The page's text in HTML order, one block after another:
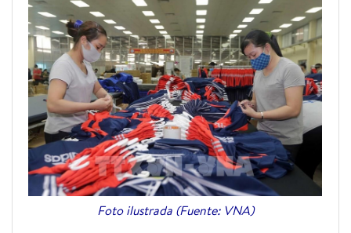
Foto ilustrada (Fuente: VNA)